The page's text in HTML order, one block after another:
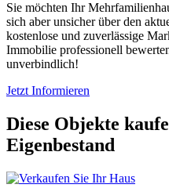
Sie möchten Ihr
sich aber unsicher über den
kostenlose und zuverlässige
Immobilie professionell
unverbindlich!
Jetzt Informieren
Diese Objekte
Eigenbestand